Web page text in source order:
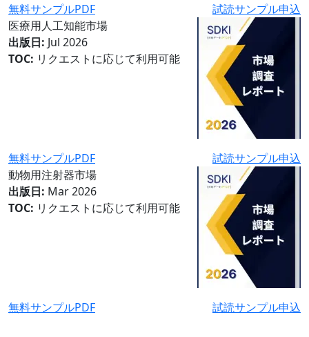
無料サンプルPDF
試読サンプル申込
医療用人工知能市場
出版日: Jul 2026
TOC: リクエストに応じて利用可能
無料サンプルPDF
試読サンプル申込
動物用注射器市場
出版日: Mar 2026
TOC: リクエストに応じて利用可能
無料サンプルPDF 試読サンプル申込